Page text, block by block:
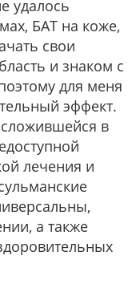
удалось
БАТ на коже,
свои
и знаком с
для меня
эффект.
в
лечения и
а также